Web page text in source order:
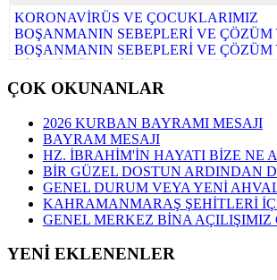
Tüm yazıları...
KORONAVİRÜS VE ÇOCUKLARIMIZ
BOŞANMANIN SEBEPLERİ VE
BOŞANMANIN SEBEPLERİ VE ÇÖZÜM
ÇOCUK GELİŞİMİNDE MÜSLÜMAN
MÜSLÜMANIN TATİL ANLAYIŞI
ÇIKARACAĞI YÖNTEMLER
ÖLEN HALEP DEĞİL İNSANLIĞIMIZ
GENÇLERE 100 TAVSİYE
EĞİTİMİN ANA TEMASI "SALİH
Tüm yazıları...
ÇOK OKUNANLAR
2026 KURBAN BAYRAMI MESAJI
BAYRAM MESAJI
HZ. İBRAHİM'İN HAYATI BİZE NE
BİR GÜZEL DOSTUN ARDINDAN
GENEL DURUM VEYA YENİ
KAHRAMANMARAŞ ŞEHİTLERİ
GENEL MERKEZ BİNA AÇILIŞIMIZ
YENİ EKLENENLER